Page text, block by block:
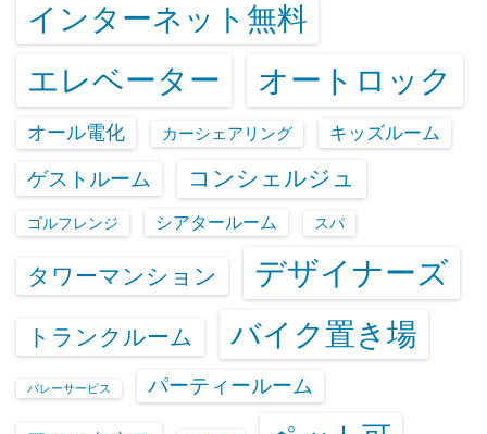
インターネット無料
エレベーター オートロック
オール電化 カーシェアリング キッズルーム
ゲストルーム コンシェルジュ
ゴルフレンジ シアタールーム スパ
タワーマンション デザイナーズ
トランクルーム バイク置き場
バレーサービス パーティールーム